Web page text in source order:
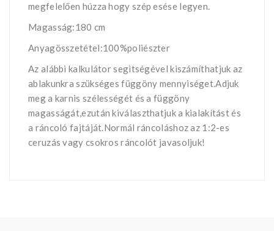
megfelelően húzza hogy szép esése legyen.
Magasság:180 cm
Anyagösszetétel:100%poliészter
Az alábbi kalkulátor segìtségével kiszámíthatjuk az
ablakunkra szükséges függöny mennyiséget.Adjuk
meg a karnis szélességét és a függöny
magasságát,ezután kiválaszthatjuk a kialakítást és
a ráncoló fajtáját.Normál ráncoláshoz az 1:2-es
ceruzás vagy csokros ráncolót javasoljuk!